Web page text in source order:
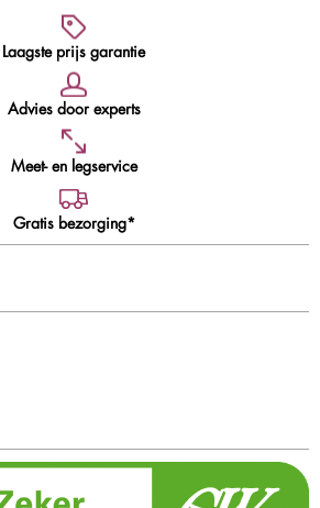
Laagste prijs garantie
Advies door experts
Meet- en legservice
Gratis bezorging*